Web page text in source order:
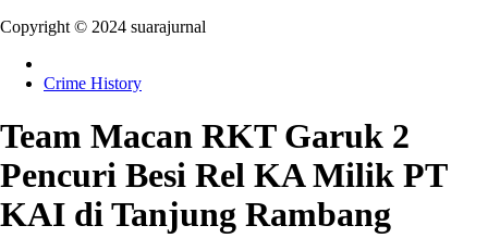
Copyright © 2024 suarajurnal
Crime History
Team Macan RKT Garuk 2
Pencuri Besi Rel KA Milik PT
KAI di Tanjung Rambang